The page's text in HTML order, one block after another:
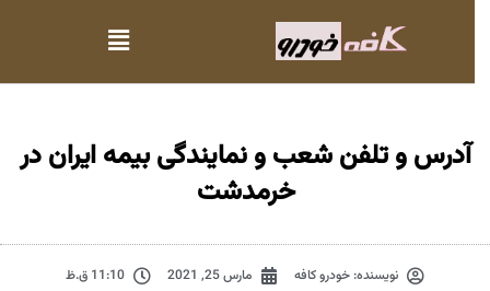
آدرس و تلفن شعب و نمایندگی بیمه ایران در
خرمدشت
نویسنده:خودرو کافه مارس 25, 2021 11:10 ق.ظ